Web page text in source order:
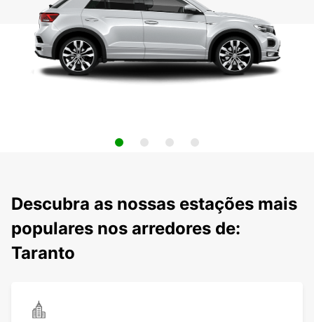
Descubra as nossas estações mais
populares nos arredores de:
Taranto